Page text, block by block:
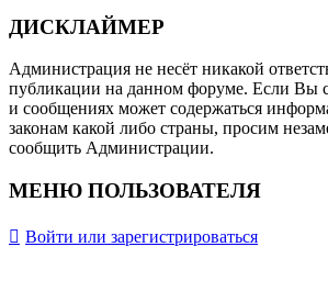
ДИСКЛАЙМЕР
Администрация не несёт никакой
публикации на данном форуме. Если Вы
и сообщениях может содержаться
законам какой либо страны, просим
сообщить Администрации.
МЕНЮ ПОЛЬЗОВАТЕЛЯ
Войти или зарегистрироваться